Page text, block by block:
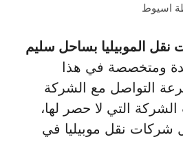
اسيوط
نقل الموبيليا بساحل سليم
ومتخصصة في هذا
التواصل مع الشركة
التي لا حصر لها،
شركات نقل موبيليا في